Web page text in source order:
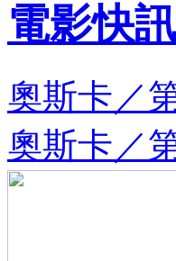
電影快訊
奧斯卡／
奧斯卡／